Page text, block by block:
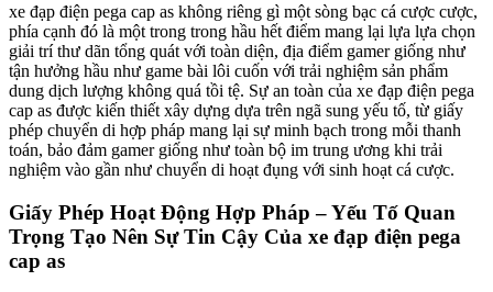
xe đạp điện pega cap as không riêng gì một sòng bạc cá cược cược,
phía cạnh đó là một trong trong hầu hết điểm mang lại lựa lựa chọn
giải trí thư dãn tổng quát với toàn diện, địa điểm gamer giống như
tận hưởng hầu như game bài lôi cuốn với trải nghiệm sản phẩm
dung dịch lượng không quá tồi tệ. Sự an toàn của xe đạp điện pega
cap as được kiến thiết xây dựng dựa trên ngã sung yếu tố, từ giấy
phép chuyển di hợp pháp mang lại sự minh bạch trong mỗi thanh
toán, bảo đảm gamer giống như toàn bộ im trung ương khi trải
nghiệm vào gần như chuyển di hoạt đụng với sinh hoạt cá cược.
Giấy Phép Hoạt Động Hợp Pháp – Yếu Tố Quan
Trọng Tạo Nên Sự Tin Cậy Của xe đạp điện pega
cap as